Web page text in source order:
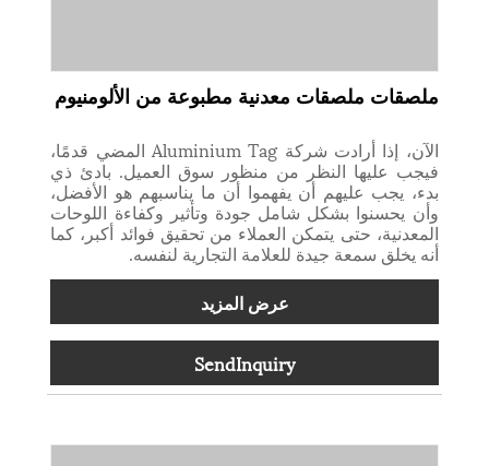
ملصقات ملصقات معدنية مطبوعة من الألومنيوم
الآن، إذا أرادت شركة Aluminium Tag المضي قدمًا،
فيجب عليها النظر من منظور سوق العميل. بادئ ذي
بدء، يجب عليهم أن يفهموا أن ما يناسبهم هو الأفضل،
وأن يحسنوا بشكل شامل جودة وتأثير وكفاءة اللوحات
المعدنية، حتى يتمكن العملاء من تحقيق فوائد أكبر، كما
أنه يخلق سمعة جيدة للعلامة التجارية لنفسه.
عرض المزيد
SendInquiry